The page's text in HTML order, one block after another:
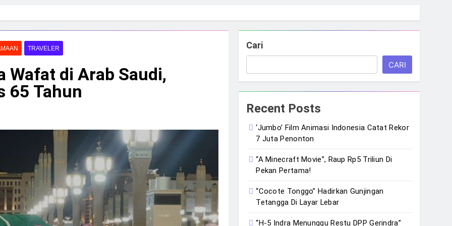
TRAVELER
Wafat di Arab Saudi,
65 Tahun
Cari
CARI
Recent Posts
‘Jumbo’ Film Animasi Indonesia Catat Rekor
7 Juta Penonton
“A Minecraft Movie”, Raup Rp5 Triliun Di
Pekan Pertama!
“Cocote Tonggo” Hadirkan Gunjingan
Tetangga Di Layar Lebar
“H-5 Indra Menunggu Restu DPP Gerindra”